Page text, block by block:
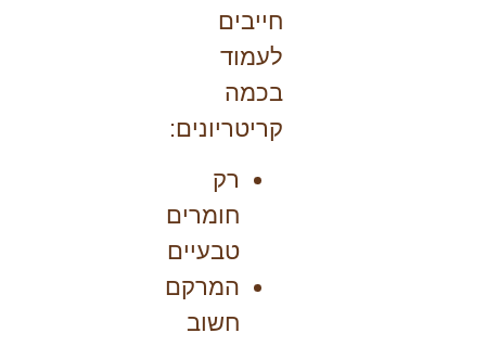
חייבים
לעמוד
בכמה
קריטריונים:
רק
חומרים
טבעיים
המרקם
חשוב